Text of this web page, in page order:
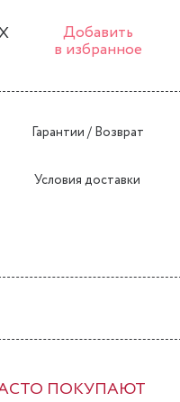
Добавить
в избранное
Гарантии / Возврат
Условия доставки
ПОКУПАЮТ